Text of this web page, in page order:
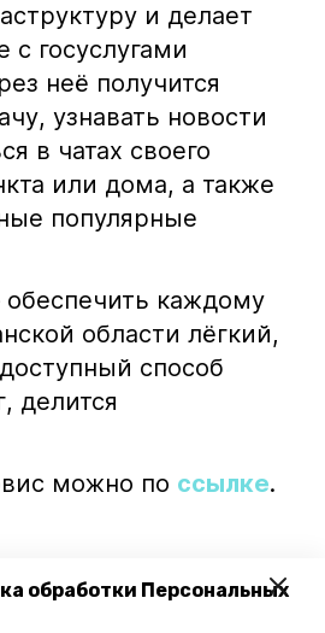
обработки Персональных
и делает
с госуслугами
неё получится
узнавать новости
в чатах своего
или дома, а также
популярные
каждому
области лёгкий,
способ
делится
можно по ссылке.